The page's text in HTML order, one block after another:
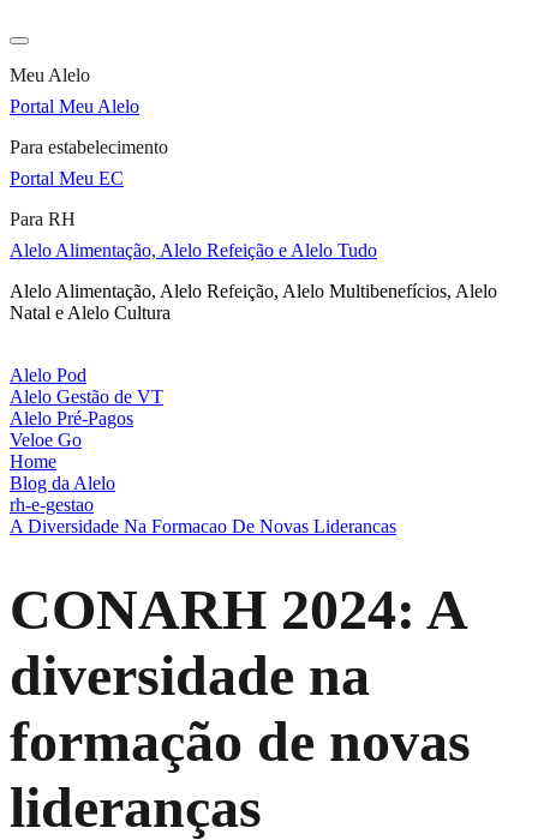
Meu Alelo
Portal Meu Alelo
Para estabelecimento
Portal Meu EC
Para RH
Alelo Alimentação, Alelo Refeição e Alelo Tudo
Alelo Alimentação, Alelo Refeição, Alelo Multibenefícios, Alelo
Natal e Alelo Cultura
Alelo Pod
Alelo Gestão de VT
Alelo Pré-Pagos
Veloe Go
Home
Blog da Alelo
rh-e-gestao
A Diversidade Na Formacao De Novas Liderancas
CONARH 2024: A
diversidade na
formação de novas
lideranças